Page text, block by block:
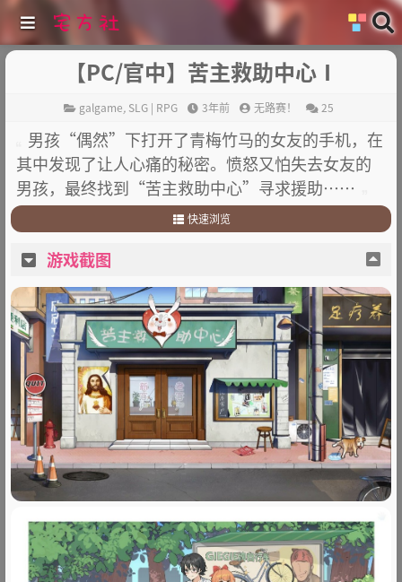
【PC/官中】苦主救助中心Ⅰ
galgame, SLG | RPG 3年前 无路赛！ 25
男孩“偶然”下打开了青梅竹马的女友的手机，在
其中发现了让人心痛的秘密。愤怒又怕失去女友的
男孩，最终找到“苦主救助中心”寻求援助……
快速浏览
2.故事简介
3.其他
游戏截图